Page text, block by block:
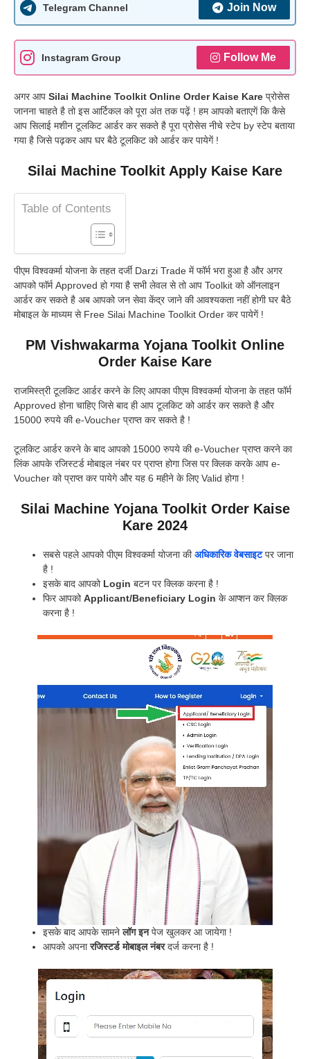
Telegram Channel Join Now
Instagram Group Follow Me
अगर आप Silai Machine Toolkit Online Order Kaise Kare प्रोसेस
जानना चाहते है तो इस आर्टिकल को पूरा अंत तक पढ़ें ! हम आपको बताएगें कि कैसे
आप सिलाई मशीन टूलकिट आर्डर कर सकते है पूरा प्रोसेस नीचे स्टेप by स्टेप बताया
गया है जिसे पढ़कर आप घर बैठे टूलकिट को आर्डर कर पायेगें !
Silai Machine Toolkit Apply Kaise Kare
Table of Contents
पीएम विश्वकर्मा योजना के तहत दर्जी Darzi Trade में फॉर्म भरा हुआ है और अगर
आपको फॉर्म Approved हो गया है सभी लेवल से तो आप Toolkit को ऑनलाइन
आर्डर कर सकते है अब आपको जन सेवा केंद्र जाने की आवश्यकता नहीं होगी घर बैठे
मोबाइल के माध्यम से Free Silai Machine Toolkit Order कर पायेगें !
PM Vishwakarma Yojana Toolkit Online
Order Kaise Kare
राजमिस्त्री टूलकिट आर्डर करने के लिए आपका पीएम विश्वकर्मा योजना के तहत फॉर्म
Approved होना चाहिए जिसे बाद ही आप टूलकिट को आर्डर कर सकते है और
15000 रुपये की e-Voucher प्राप्त कर सकते है !
टूलकिट आर्डर करने के बाद आपको 15000 रुपये की e-Voucher प्राप्त करने का
लिंक आपके रजिस्टर्ड मोबाइल नंबर पर प्राप्त होगा जिस पर क्लिक करके आप e-
Voucher को प्राप्त कर पायेगे और यह 6 महीने के लिए Valid होगा !
Silai Machine Yojana Toolkit Order Kaise
Kare 2024
सबसे पहले आपको पीएम विश्वकर्मा योजना कीअधिकारिक वेबसाइटपर जाना
है !
इसके बाद आपको Login बटन पर क्लिक करना है !
फिर आपकोApplicant/Beneficiary Login के आप्शन कर क्लिक
करना है !
इसके बाद आपके सामनेलॉग इनपेज खुलकर आ जायेगा !
आपको अपनारजिस्टर्ड मोबाइल नंबरदर्ज करना है !